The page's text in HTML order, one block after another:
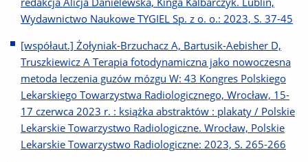
Wydawnictwo Naukowe TYGIEL Sp. z o. o.: 2023, S. 37-45
[współaut.] Żołyniak-Brzuchacz A, Bartusik-Aebisher D,
Truszkiewicz A Terapia fotodynamiczna jako nowoczesna
metoda leczenia guzów mózgu W: 43 Kongres Polskiego
Lekarskiego Towarzystwa Radiologicznego, Wrocław, 15-
17 czerwca 2023 r. : książka abstraktów : plakaty / Polskie
Lekarskie Towarzystwo Radiologiczne. Wrocław, Polskie
Lekarskie Towarzystwo Radiologiczne: 2023, S. 265-266